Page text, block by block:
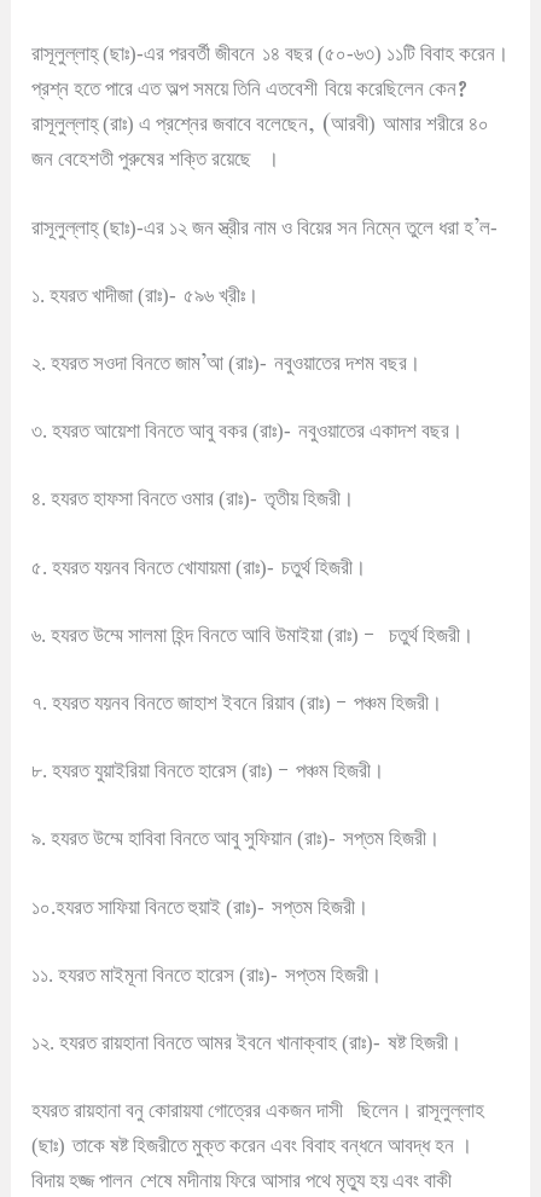
রাসূলুল্লাহ্ (ছাঃ)-এর পরবর্তী জীবনে ১৪ বছর (৫০-৬৩) ১১টি বিবাহ করেন ।
প্রশ্ন হতে পারে এত অল্প সময়ে তিনি এতবেশী বিয়ে করেছিলেন কেন?
রাসূলুল্লাহ্ (রাঃ) এ প্রশ্নের জবাবে বলেছেন, (আরবী) আমার শরীরে ৪০
জন বেহেশতী পুরুষের শক্তি রয়েছে
।
রাসূলুল্লাহ্ (ছাঃ)-এর ১২ জন স্ত্রীর নাম ও বিয়ের সন নিম্নে তুলে ধরা হ’ল-
১. হযরত খাদীজা (রাঃ)- ৫৯৬ খ্রীঃ ।
২. হযরত সওদা বিনতে জাম’আ (রাঃ)- নবুওয়াতের দশম বছর ।
৩. হযরত আয়েশা বিনতে আবু বকর (রাঃ)- নবুওয়াতের একাদশ বছর ।
৪. হযরত হাফসা বিনতে ওমার (রাঃ)- তৃতীয় হিজরী ।
৫. হযরত যয়নব বিনতে খোযায়মা (রাঃ)- চতুর্থ হিজরী ।
৬. হযরত উম্মে সালমা হিন্দ বিনতে আবি উমাইয়া (রাঃ) –চতুর্থ হিজরী ।
৭. হযরত যয়নব বিনতে জাহাশ ইবনে রিয়াব (রাঃ) –পঞ্চম হিজরী ।
৮. হযরত যুয়াইরিয়া বিনতে হারেস (রাঃ) –পঞ্চম হিজরী ।
৯. হযরত উম্মে হাবিবা বিনতে আবু সুফিয়ান (রাঃ)- সপ্তম হিজরী ।
১০.হযরত সাফিয়া বিনতে হুয়াই (রাঃ)- সপ্তম হিজরী ।
১১. হযরত মাইমূনা বিনতে হারেস (রাঃ)- সপ্তম হিজরী ।
১২. হযরত রায়হানা বিনতে আমর ইবনে খানাক্বাহ (রাঃ)- ষষ্ট হিজরী ।
হযরত রায়হানা বনু কোরায়যা গোত্রের একজন দাসী ছিলেন ।রাসূলুল্লাহ
(ছাঃ) তাকে ষষ্ট হিজরীতে মুক্ত করেন এবং বিবাহ বন্ধনে আবদ্ধ হন ।
বিদায় হজ্জ পালন শেষে মদীনায় ফিরে আসার পথে মৃত্যু হয় এবং বাকী